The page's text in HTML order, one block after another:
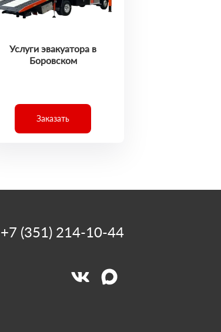
Услуги эвакуатора в
Боровском
Заказать
+7 (351) 214-10-44